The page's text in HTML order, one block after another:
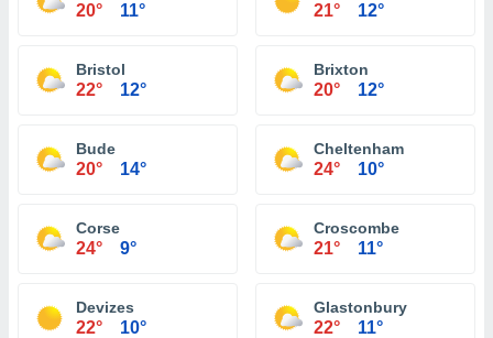
20° 11° 21° 12°
Bristol
22° 12°
Brixton
20° 12°
Bude
20° 14°
Cheltenham
24° 10°
Corse
24° 9°
Croscombe
21° 11°
Devizes
22° 10°
Glastonbury
22° 11°